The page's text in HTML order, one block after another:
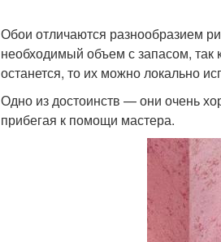
Обои отличаются разнообразием
необходимый объем с запасом, так
останется, то их можно локально
Одно из достоинств — они очень
прибегая к помощи мастера.